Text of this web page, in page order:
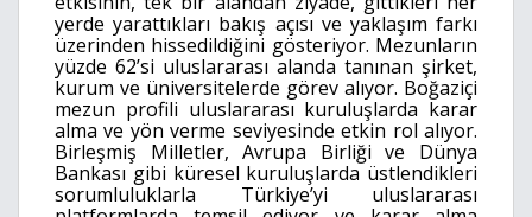
yerde yarattıkları bakış açısı ve yaklaşım farkı
üzerinden hissedildiğini gösteriyor. Mezunların
yüzde 62’si uluslararası alanda tanınan şirket,
kurum ve üniversitelerde görev alıyor. Boğaziçi
mezun profili uluslararası kuruluşlarda karar
alma ve yön verme seviyesinde etkin rol alıyor.
Birleşmiş Milletler, Avrupa Birliği ve Dünya
Bankası gibi küresel kuruluşlarda üstlendikleri
sorumluluklarla Türkiye’yi uluslararası